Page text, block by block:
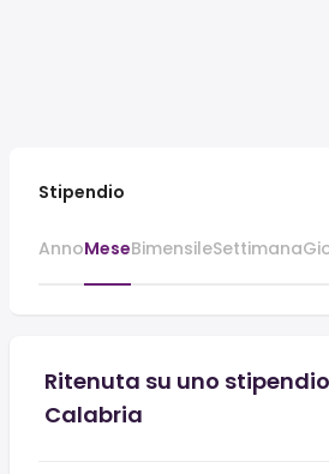
Stipendio
AnnoMeseBimensileSettimana
Ritenuta su uno
Calabria